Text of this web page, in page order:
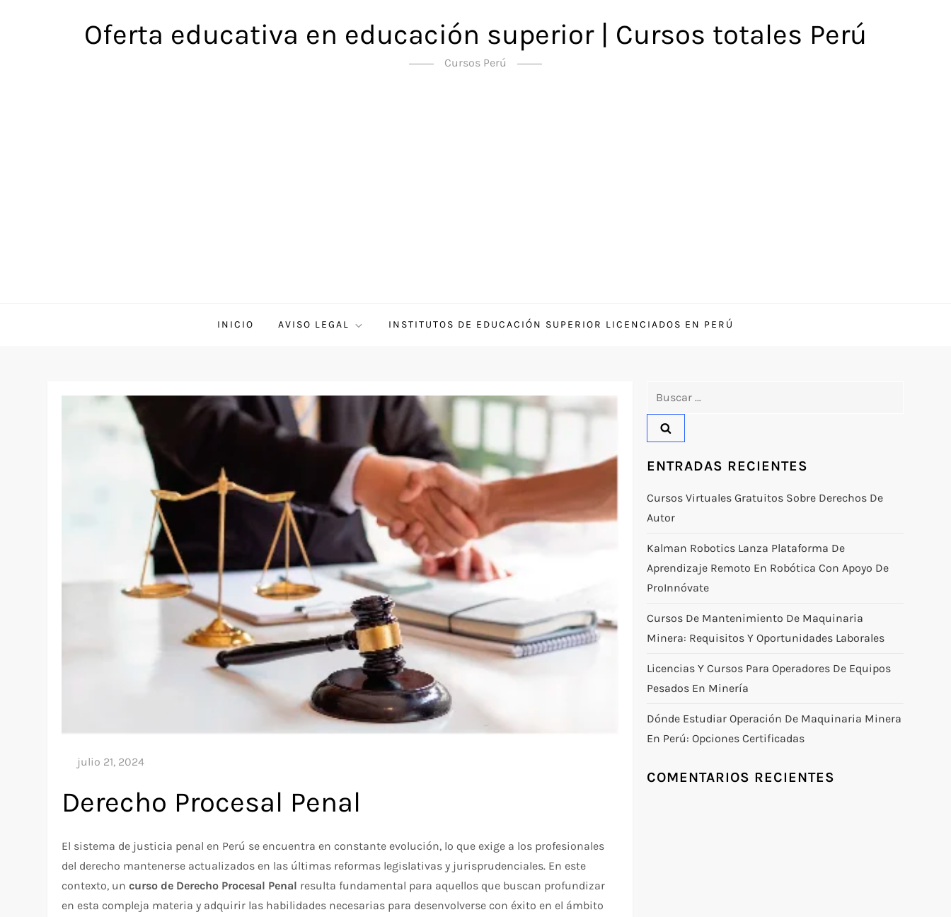
Oferta educativa en educación superior | Cursos totales Perú
Cursos Perú
INICIO AVISO LEGAL INSTITUTOS DE EDUCACIÓN SUPERIOR LICENCIADOS EN PERÚ
Derecho Procesal Penal
El sistema de justicia penal en Perú se encuentra en constante evolución, lo que exige a los profesionales
del derecho mantenerse actualizados en las últimas reformas legislativas y jurisprudenciales. En este
contexto, uncurso de Derecho Procesal Penal resulta fundamental para aquellos que buscan profundizar
en esta compleja materia y adquirir las habilidades necesarias para desenvolverse con éxito en el ámbito
ENTRADAS RECIENTES
Cursos Virtuales Gratuitos Sobre Derechos De
Autor
Kalman Robotics Lanza Plataforma De
Aprendizaje Remoto En Robótica Con Apoyo De
ProInnóvate
Cursos De Mantenimiento De Maquinaria
Minera: Requisitos Y Oportunidades Laborales
Licencias Y Cursos Para Operadores De Equipos
Pesados En Minería
Dónde Estudiar Operación De Maquinaria Minera
En Perú: Opciones Certificadas
COMENTARIOS RECIENTES